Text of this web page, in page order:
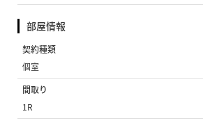
部屋情報
契約種類
個室
間取り
1R